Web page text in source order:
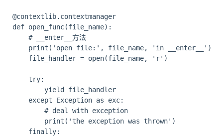
@contextlib.contextmanager
def open_func(file_name):
    # __enter__方法
    print('open file:', file_name, 'in __enter__')
    file_handler = open(file_name, 'r')
    try:
        yield file_handler
    except Exception as exc:
        # deal with exception
        print('the exception was thrown')
    finally: